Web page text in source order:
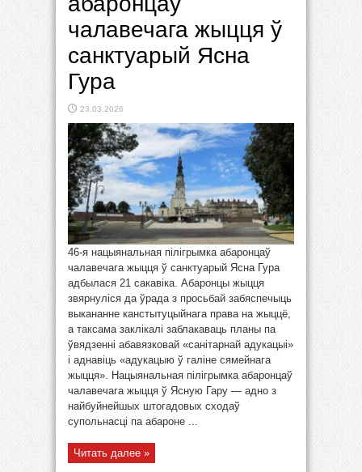
чалавечага жыцця ў
санктуарый Ясна
Гура
23.03.2026
46-я нацыянальная пілігрымка абаронцаў
чалавечага жыцця ў санктуарый Ясна Гура
адбылася 21 сакавіка. Абаронцы жыцця
звярнуліся да ўрада з просьбай забяспечыць
выкананне канстытуцыйнага права на жыццё,
а таксама заклікалі заблакаваць планы па
ўвядзенні абавязковай «санітарнай адукацыі»
і аднавіць «адукацыю ў галіне сямейнага
жыцця». Нацыянальная пілігрымка абаронцаў
чалавечага жыцця ў Ясную Гару — адно з
найбуйнейшых штогадовых сходаў
супольнасці па абароне ...
Читать далее »